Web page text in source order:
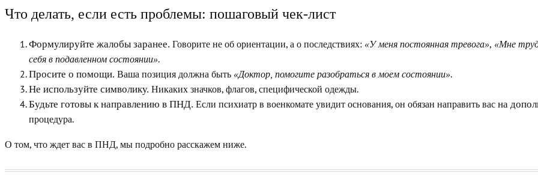
Что делать, если есть проблемы: пошаговый чек-лист
Формулируйте жалобы заранее. Говорите не об ориентации, а о последствиях: «У меня постоянная тревога», «Мне
себя в подавленном состоянии».
Просите о помощи. Ваша позиция должна быть «Доктор, помогите разобраться в моем состоянии».
Не используйте символику. Никаких значков, флагов, специфической одежды.
Будьте готовы к направлению в ПНД. Если психиатр в военкомате увидит основания, он обязан направить вас на
процедура.
О том, что ждет вас в ПНД, мы подробно расскажем ниже.